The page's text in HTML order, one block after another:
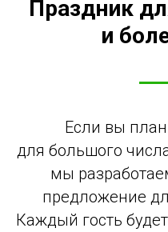
Праздник
и
Если вы
для большого
мы
предложение
Каждый гость